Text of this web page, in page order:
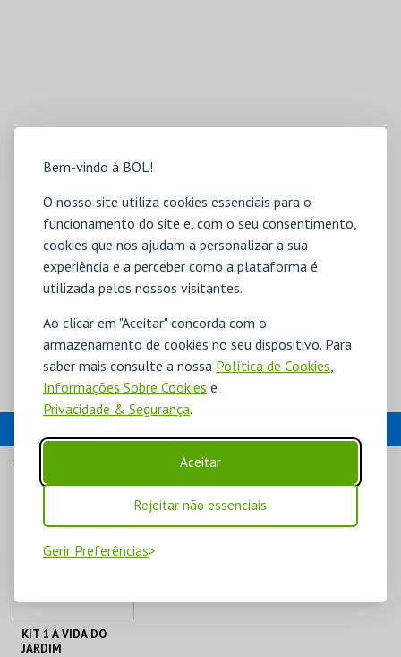
Bem-vindo à BOL!
O nosso site utiliza cookies essenciais para o
funcionamento do site e, com o seu consentimento,
cookies que nos ajudam a personalizar a sua
experiência e a perceber como a plataforma é
utilizada pelos nossos visitantes.
Ao clicar em "Aceitar" concorda com o
armazenamento de cookies no seu dispositivo. Para
saber mais consulte a nossa Política de Cookies
Informações Sobre Cookies e
Privacidade & Segurança.
Aceitar
Rejeitar não essenciais
Gerir Preferências
KIT 1 A VIDA DO
JARDIM